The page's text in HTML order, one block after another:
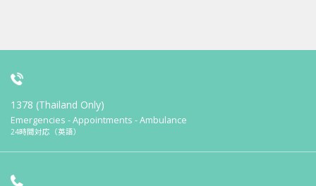
1378 (Thailand Only)
Emergencies - Appointments - Ambulance
24時間対応（英語）